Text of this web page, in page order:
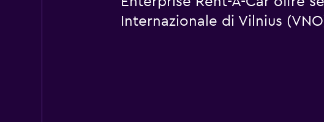
Internazionale di Vilnius